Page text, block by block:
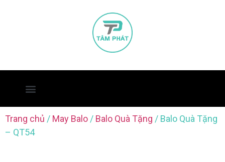
Trang chủ / May Balo / Balo Quà Tặng / Balo Quà Tặng
– QT54